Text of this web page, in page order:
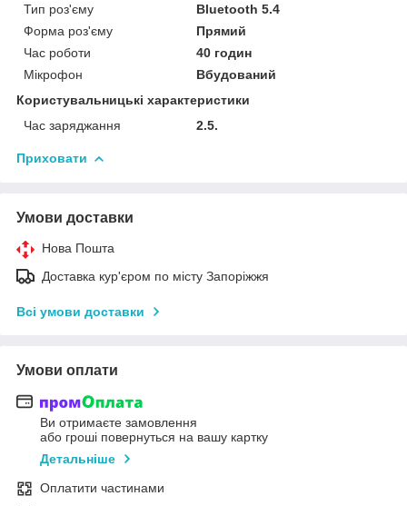
Тип роз'єму
Bluetooth 5.4
Форма роз'єму
Прямий
Час роботи
40 годин
Мікрофон
Вбудований
Користувальницькі характеристики
Час заряджання
2.5.
Приховати
Умови доставки
Нова Пошта
Доставка кур'єром по місту Запоріжжя
Всі умови доставки
Умови оплати
Ви отримаєте замовлення
або гроші повернуться на вашу картку
Детальніше
Оплатити частинами